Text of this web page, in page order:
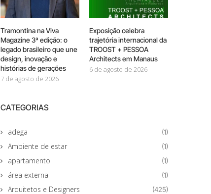
Tramontina na Viva
Magazine 3ª edição: o
legado brasileiro que une
design, inovação e
histórias de gerações
7 de agosto de 2026
Exposição celebra
trajetória internacional da
TROOST + PESSOA
Architects em Manaus
6 de agosto de 2026
CATEGORIAS
adega (1)
Ambiente de estar (1)
apartamento (1)
área externa (1)
Arquitetos e Designers (425)